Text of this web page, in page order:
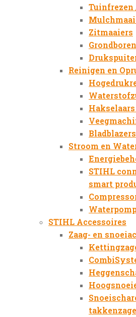
Tuinfrezen
Zitmaaiers
Reinigen en
Stroom en
STIHL
smart
STIHL Accessoires
Zaag- en